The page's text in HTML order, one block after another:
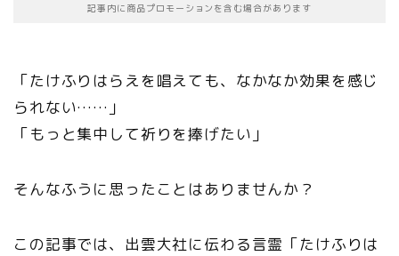
記事内に商品プロモーションを含む場合があります
「たけふりはらえを唱えても、なかなか効果を感じ
られない……」
「もっと集中して祈りを捧げたい」
そんなふうに思ったことはありませんか？
この記事では、出雲大社に伝わる言霊「たけふりは